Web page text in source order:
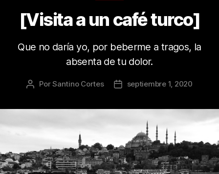
[Visita a un café turco]
Que no daría yo, por beberme a tragos, la
absenta de tu dolor.
Autor
PorSantino Cortes
Fechaseptiembre 1, 2020